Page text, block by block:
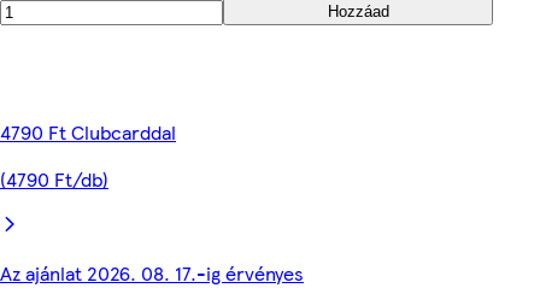
Hozzáad
4790 Ft Clubcarddal
(4790 Ft/db)
Az ajánlat 2026. 08. 17.-ig érvényes